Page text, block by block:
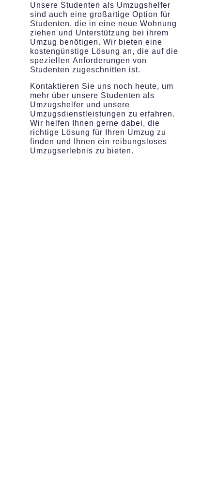
Unsere Studenten als Umzugshelfer
sind auch eine großartige Option für
Studenten, die in eine neue Wohnung
ziehen und Unterstützung bei ihrem
Umzug benötigen. Wir bieten eine
kostengünstige Lösung an, die auf die
speziellen Anforderungen von
Studenten zugeschnitten ist.
Kontaktieren Sie uns noch heute, um
mehr über unsere Studenten als
Umzugshelfer und unsere
Umzugsdienstleistungen zu erfahren.
Wir helfen Ihnen gerne dabei, die
richtige Lösung für Ihren Umzug zu
finden und Ihnen ein reibungsloses
Umzugserlebnis zu bieten.